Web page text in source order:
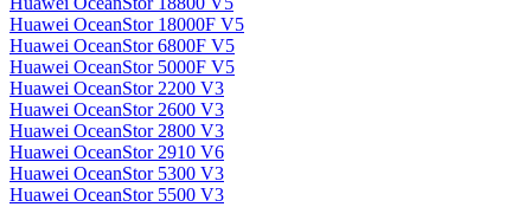
Huawei OceanStor 18000F V5
Huawei OceanStor 6800F V5
Huawei OceanStor 5000F V5
Huawei OceanStor 2200 V3
Huawei OceanStor 2600 V3
Huawei OceanStor 2800 V3
Huawei OceanStor 2910 V6
Huawei OceanStor 5300 V3
Huawei OceanStor 5500 V3